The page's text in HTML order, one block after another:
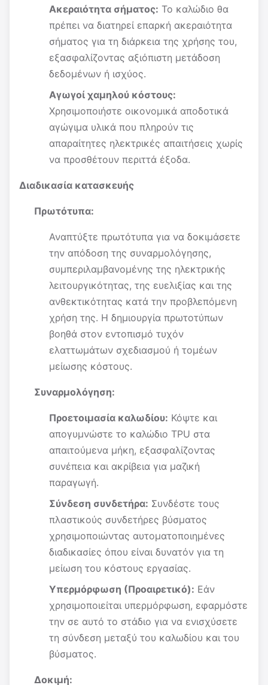
Ακεραιότητα σήματος: Το καλώδιο θα
πρέπει να διατηρεί επαρκή ακεραιότητα
σήματος για τη διάρκεια της χρήσης του,
εξασφαλίζοντας αξιόπιστη μετάδοση
δεδομένων ή ισχύος.
Αγωγοί χαμηλού κόστους:
Χρησιμοποιήστε οικονομικά αποδοτικά
αγώγιμα υλικά που πληρούν τις
απαραίτητες ηλεκτρικές απαιτήσεις χωρίς
να προσθέτουν περιττά έξοδα.
Διαδικασία κατασκευής
Πρωτότυπα:
Αναπτύξτε πρωτότυπα για να δοκιμάσετε
την απόδοση της συναρμολόγησης,
συμπεριλαμβανομένης της ηλεκτρικής
λειτουργικότητας, της ευελιξίας και της
ανθεκτικότητας κατά την προβλεπόμενη
χρήση της. Η δημιουργία πρωτοτύπων
βοηθά στον εντοπισμό τυχόν
ελαττωμάτων σχεδιασμού ή τομέων
μείωσης κόστους.
Συναρμολόγηση:
Προετοιμασία καλωδίου: Κόψτε και
απογυμνώστε το καλώδιο TPU στα
απαιτούμενα μήκη, εξασφαλίζοντας
συνέπεια και ακρίβεια για μαζική
παραγωγή.
Σύνδεση συνδετήρα: Συνδέστε τους
πλαστικούς συνδετήρες βύσματος
χρησιμοποιώντας αυτοματοποιημένες
διαδικασίες όπου είναι δυνατόν για τη
μείωση του κόστους εργασίας.
Υπερμόρφωση (Προαιρετικό): Εάν
χρησιμοποιείται υπερμόρφωση, εφαρμόστε
την σε αυτό το στάδιο για να ενισχύσετε
τη σύνδεση μεταξύ του καλωδίου και του
βύσματος.
Δοκιμή: